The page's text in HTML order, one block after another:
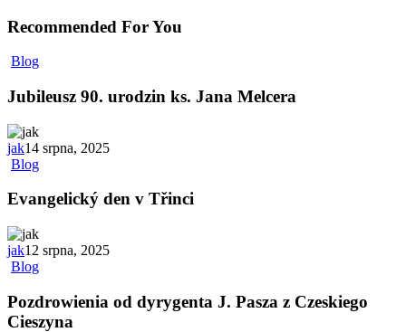
Recommended For You
Blog
Jubileusz 90. urodzin ks. Jana Melcera
jak14 srpna, 2025
Blog
Evangelický den v Třinci
jak12 srpna, 2025
Blog
Pozdrowienia od dyrygenta J. Pasza z Czeskiego
Cieszyna